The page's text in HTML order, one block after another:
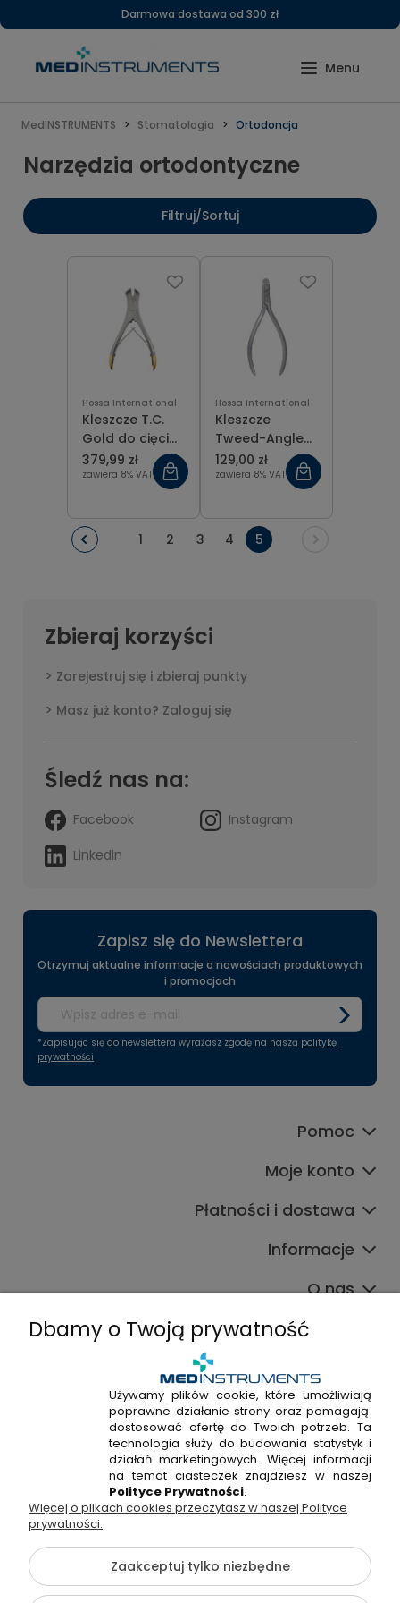
Darmowa dostawa od 300 zł
MedINSTRUMENTS Stomatologia Ortodoncja
Narzędzia ortodontyczne
Filtruj/Sortuj
Hossa International
Kleszcze T.C.
Gold do cięcia
twardego
drutu 15 cm
379,99 zł
zawiera 8% VAT
Hossa International
Kleszcze
Tweed-Angle
do formowania
i torkowania
ortodontyczne
13 cm
129,00 zł
zawiera 8% VAT
1 2 3 4 5
Zbieraj korzyści
Zarejestruj się i zbieraj punkty
Masz już konto? Zaloguj się
Śledź nas na:
Facebook
Instagram
Linkedin
Zapisz się do Newslettera
Otrzymuj aktualne informacje o nowościach produktowych
i promocjach
*Zapisując się do newslettera wyrażasz zgodę na naszą politykę
prywatności
Pomoc
Moje konto
Płatności i dostawa
Informacje
O nas
+48 720 915 338
+48 22 298 53 38
Napisz do nas!
Hossa Medical Sp. z o. o. | ul. Kryształowa 33A, 01-356
Warszawa, woj. mazowieckie | NIP: 7010404814, REGON:
146982576, KRS: 0000491265
Dbamy o Twoją prywatność
Używamy plików cookie, które umożliwiają
poprawne działanie strony oraz pomagają
dostosować ofertę do Twoich potrzeb. Ta
technologia służy do budowania statystyk i
działań marketingowych. Więcej informacji
na temat ciasteczek znajdziesz w naszej
Polityce Prywatności.
Więcej o plikach cookies przeczytasz w naszej Polityce
prywatności.
Zaakceptuj tylko niezbędne